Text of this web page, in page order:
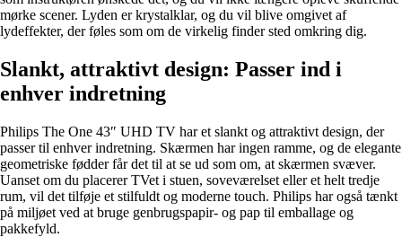
mørke scener. Lyden er krystalklar, og du vil blive omgivet af
lydeffekter, der føles som om de virkelig finder sted omkring dig.
Slankt, attraktivt design: Passer ind i
enhver indretning
Philips The One 43″ UHD TV har et slankt og attraktivt design, der
passer til enhver indretning. Skærmen har ingen ramme, og de elegante
geometriske fødder får det til at se ud som om, at skærmen svæver.
Uanset om du placerer TVet i stuen, soveværelset eller et helt tredje
rum, vil det tilføje et stilfuldt og moderne touch. Philips har også tænkt
på miljøet ved at bruge genbrugspapir- og pap til emballage og
pakkefyld.